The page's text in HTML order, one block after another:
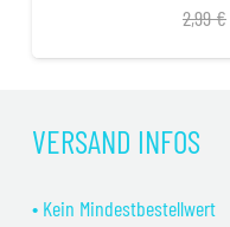
2,99€
VERSAND INFOS
• Kein Mindestbestellwert